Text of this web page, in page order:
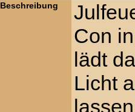
Beschreibung
Con
lädt
Licht